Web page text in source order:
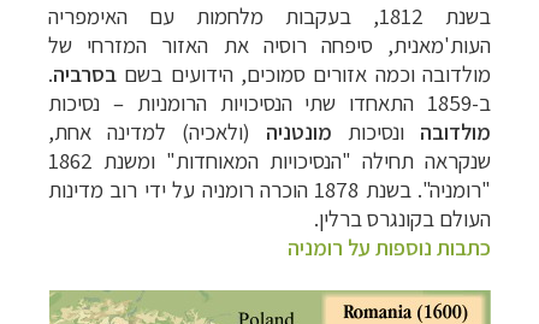
בשנת 1812, בעקבות מלחמות עם האימפריה
העות'מאנית, סיפחה רוסיה את האזור המזרחי של
מולדובה וכמה אזורים סמוכים, הידועים בשם בסרביה.
ב-1859 התאחדו שתי הנסיכויות הרומניות
– נסיכות
מולדובה ונסיכות מונטניה (ולאכיה) למדינה אחת,
שנקראה תחילה "הנסיכויות המאוחדות" ומשנת 1862
"רומניה".
בשנת 1878 הוכרה רומניה על ידי רוב מדינות
העולם בקונגרס ברלין.
כתבות נוספות על רומניה